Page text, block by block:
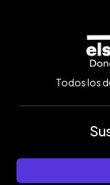
Todos los